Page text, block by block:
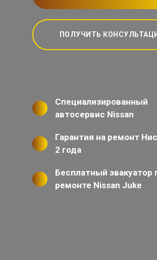
ПОЛУЧИТЬ
Специализированный
автосервис Nissan
Гарантия на ремонт
2 года
Бесплатный эвакуатор
ремонте Nissan Juke